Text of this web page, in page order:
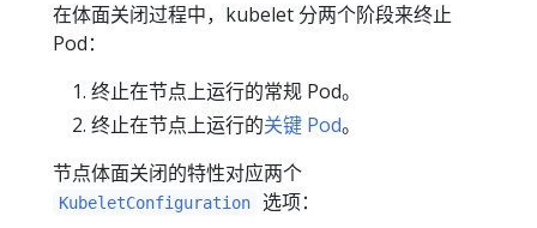
在体面关闭过程中，kubelet 分两个阶段来终止
Pod：
终止在节点上运行的常规 Pod。
终止在节点上运行的关键 Pod。
节点体面关闭的特性对应两个
KubeletConfiguration 选项：